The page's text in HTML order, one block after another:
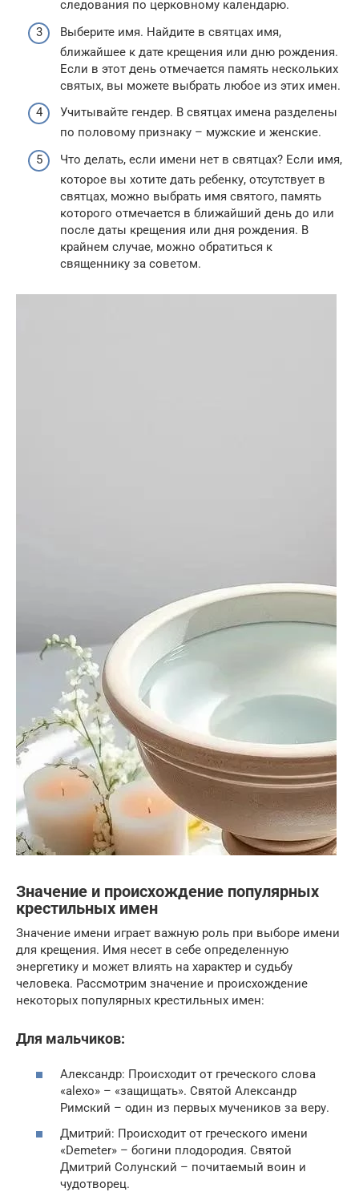
следования по церковному календарю.
Выберите имя. Найдите в святцах имя,
ближайшее к дате крещения или дню рождения.
Если в этот день отмечается память нескольких
святых, вы можете выбрать любое из этих имен.
Учитывайте гендер. В святцах имена разделены
по половому признаку – мужские и женские.
Что делать, если имени нет в святцах? Если имя,
которое вы хотите дать ребенку, отсутствует в
святцах, можно выбрать имя святого, память
которого отмечается в ближайший день до или
после даты крещения или дня рождения. В
крайнем случае, можно обратиться к
священнику за советом.
Значение и происхождение популярных
крестильных имен
Значение имени играет важную роль при выборе имени
для крещения. Имя несет в себе определенную
энергетику и может влиять на характер и судьбу
человека. Рассмотрим значение и происхождение
некоторых популярных крестильных имен:
Для мальчиков:
Александр: Происходит от греческого слова
«alexo» – «защищать». Святой Александр
Римский – один из первых мучеников за веру.
Дмитрий: Происходит от греческого имени
«Demeter» – богини плодородия. Святой
Дмитрий Солунский – почитаемый воин и
чудотворец.